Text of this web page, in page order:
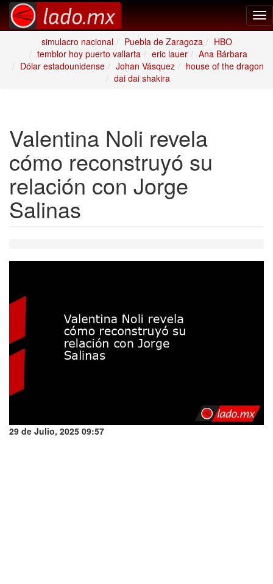
simulacro nacional
Puebla de Zaragoza
HBO
temblor hoy puerto vallarta
eric lauer
Ana Bárbara
Dólar estadounidense
Johan Vásquez
house of the dragon
dai dai shakira
Valentina Noli revela
cómo reconstruyó su
relación con Jorge
Salinas
29 de Julio, 2025 09:57